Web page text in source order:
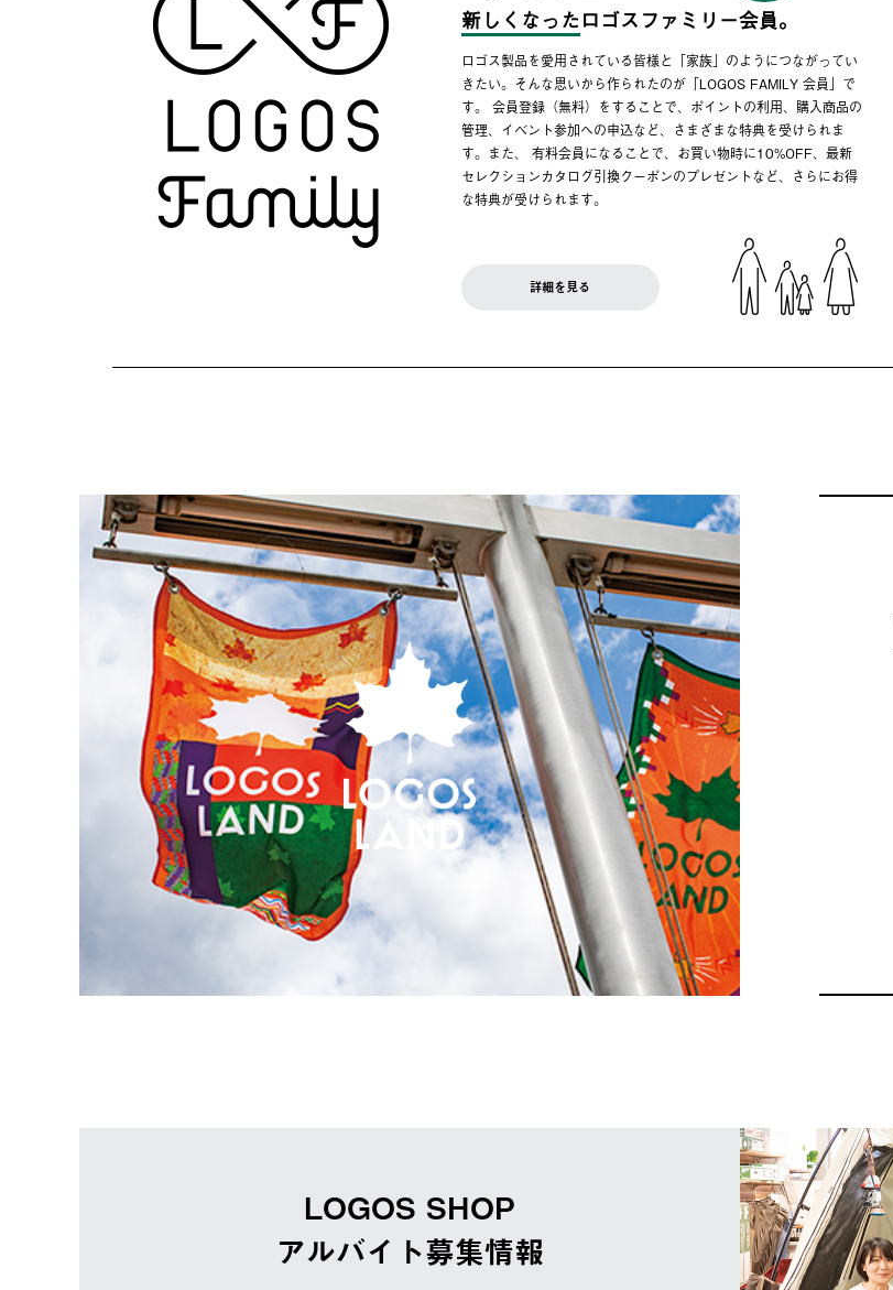
新しくなったロゴスファミリー会員。
ロゴス製品を愛用されている皆様と「家族」のようにつながってい
きたい。そんな思いから作られたのが「LOGOS FAMILY 会員」で
す。 会員登録（無料）をすることで、ポイントの利用、購入商品の
管理、イベント参加への申込など、さまざまな特典を受けられま
す。また、 有料会員になることで、お買い物時に10%OFF、最新
セレクションカタログ引換クーポンのプレゼントなど、さらにお得
な特典が受けられます。
詳細を見る
LOGOS SHOP
アルバイト募集情報